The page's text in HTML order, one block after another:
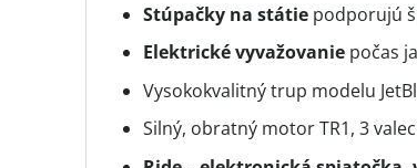
Stúpačky na státiepodporujú
Elektrické vyvažovaniepočas
Vysokokvalitný trup modelu
Silný, obratný motor TR1, 3